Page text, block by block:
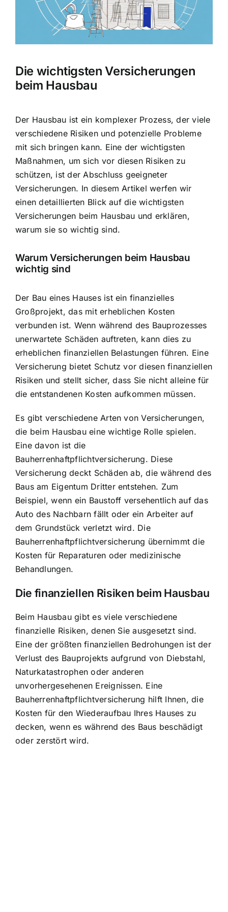
Hausratversicherung
Berufsunfähigkeitsversicherung
Weitere Tarifvergleiche
Die wichtigsten Versicherungen
beim Hausbau
Der Hausbau ist ein komplexer Prozess, der viele
verschiedene Risiken und potenzielle Probleme
mit sich bringen kann. Eine der wichtigsten
Maßnahmen, um sich vor diesen Risiken zu
schützen, ist der Abschluss geeigneter
Versicherungen. In diesem Artikel werfen wir
einen detaillierten Blick auf die wichtigsten
Versicherungen beim Hausbau und erklären,
warum sie so wichtig sind.
Warum Versicherungen beim Hausbau
wichtig sind
Der Bau eines Hauses ist ein finanzielles
Großprojekt, das mit erheblichen Kosten
verbunden ist. Wenn während des Bauprozesses
unerwartete Schäden auftreten, kann dies zu
erheblichen finanziellen Belastungen führen. Eine
Versicherung bietet Schutz vor diesen finanziellen
Risiken und stellt sicher, dass Sie nicht alleine für
die entstandenen Kosten aufkommen müssen.
Es gibt verschiedene Arten von Versicherungen,
die beim Hausbau eine wichtige Rolle spielen.
Eine davon ist die
Bauherrenhaftpflichtversicherung. Diese
Versicherung deckt Schäden ab, die während des
Baus am Eigentum Dritter entstehen. Zum
Beispiel, wenn ein Baustoff versehentlich auf das
Auto des Nachbarn fällt oder ein Arbeiter auf
dem Grundstück verletzt wird. Die
Bauherrenhaftpflichtversicherung übernimmt die
Kosten für Reparaturen oder medizinische
Behandlungen.
Die finanziellen Risiken beim Hausbau
Beim Hausbau gibt es viele verschiedene
finanzielle Risiken, denen Sie ausgesetzt sind.
Eine der größten finanziellen Bedrohungen ist der
Verlust des Bauprojekts aufgrund von Diebstahl,
Naturkatastrophen oder anderen
unvorhergesehenen Ereignissen. Eine
Bauherrenhaftpflichtversicherung hilft Ihnen, die
Kosten für den Wiederaufbau Ihres Hauses zu
decken, wenn es während des Baus beschädigt
oder zerstört wird.